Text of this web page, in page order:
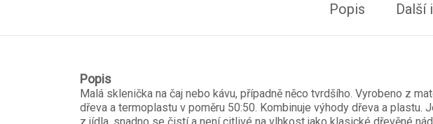
Popis Další
Popis
Malá sklenička na čaj nebo kávu, případně něco tvrdšího. Vyrobeno z
dřeva a termoplastu v poměru 50:50. Kombinuje výhody dřeva a plastu.